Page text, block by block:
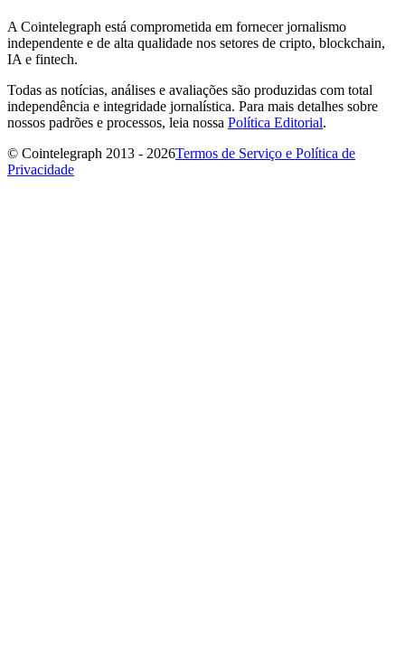
A Cointelegraph está comprometida em fornecer jornalismo
independente e de alta qualidade nos setores de cripto, blockchain,
IA e fintech.
Todas as notícias, análises e avaliações são produzidas com total
independência e integridade jornalística. Para mais detalhes sobre
nossos padrões e processos, leia nossa Política Editorial.
© Cointelegraph 2013 - 2026Termos de Serviço e Política de
Privacidade